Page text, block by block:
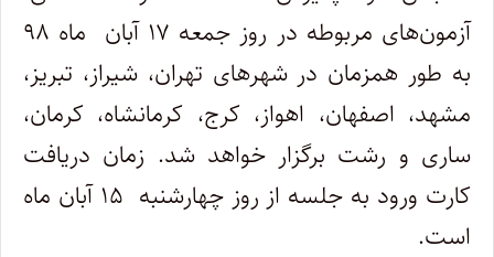
آزمون‌های مربوطه در روز جمعه ۱۷ آبان ماه ۹۸
به طور همزمان در شهرهای تهران، شیراز، تبریز،
مشهد، اصفهان، اهواز، کرج، کرمانشاه، کرمان،
ساری و رشت برگزار خواهد شد. زمان دریافت
کارت ورود به جلسه از روز چهارشنبه ۱۵ آبان ماه
است.